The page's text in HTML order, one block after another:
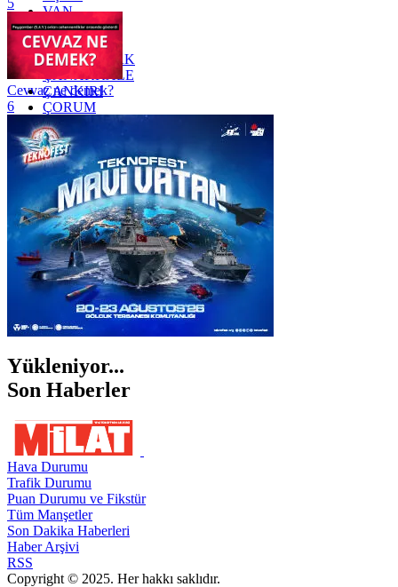
VAN
YALOVA
YOZGAT
ZONGULDAK
ÇANAKKALE
ÇANKIRI
ÇORUM
İSTANBUL
İZMİR
ŞANLIURFA
ŞIRNAK
Cevvaz ne demek?
6
Yükleniyor...
Son Haberler
Hava Durumu
Trafik Durumu
Puan Durumu ve Fikstür
Tüm Manşetler
Son Dakika Haberleri
Haber Arşivi
RSS
Copyright © 2025. Her hakkı saklıdır.